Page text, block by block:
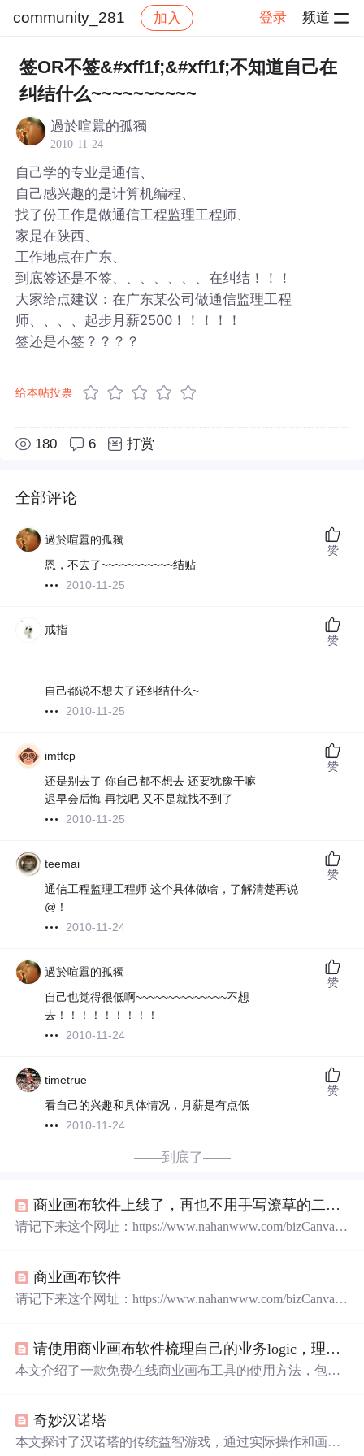
community_281 加入 登录 频道
社区 community_281 帖子详情
签OR不签&#xff1f;&#xff1f;不知道自己在
纠结什么~~~~~~~~~~
過於喧囂的孤獨
2010-11-24
自己学的专业是通信、
自己感兴趣的是计算机编程、
找了份工作是做通信工程监理工程师、
家是在陕西、
工作地点在广东、
到底签还是不签、、、、、、、在纠结！！！
大家给点建议：在广东某公司做通信监理工程
师、、、、起步月薪2500！！！！！
签还是不签？？？？
给本帖投票
180 6 打赏
全部评论
過於喧囂的孤獨
恩，不去了~~~~~~~~~~~结贴
2010-11-25
赞
戒指
自己都说不想去了还纠结什么~
2010-11-25
赞
imtfcp
还是别去了 你自己都不想去 还要犹豫干嘛
迟早会后悔 再找吧 又不是就找不到了
2010-11-25
赞
teemai
通信工程监理工程师 这个具体做啥，了解清楚再说
@！
2010-11-24
赞
過於喧囂的孤獨
自己也觉得很低啊~~~~~~~~~~~~~~不想
去！！！！！！！！！
2010-11-24
赞
timetrue
看自己的兴趣和具体情况，月薪是有点低
2010-11-24
赞
——到底了——
商业画布软件上线了，再也不用手写潦草的二逼图了
请记下来这个网址：https://www.nahanwww.com/bizCanvas/
商业画布软件
请记下来这个网址：https://www.nahanwww.com/bizCanvas/
请使用商业画布软件梳理自己的业务logic，理顺之后，再写代码也不迟
本文介绍了一款免费在线商业画布工具的使用方法，包括
奇妙汉诺塔
本文探讨了汉诺塔的传统益智游戏，通过实际操作和画图